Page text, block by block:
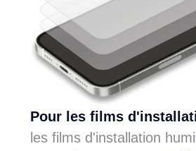
Pour les films
les films d'installation